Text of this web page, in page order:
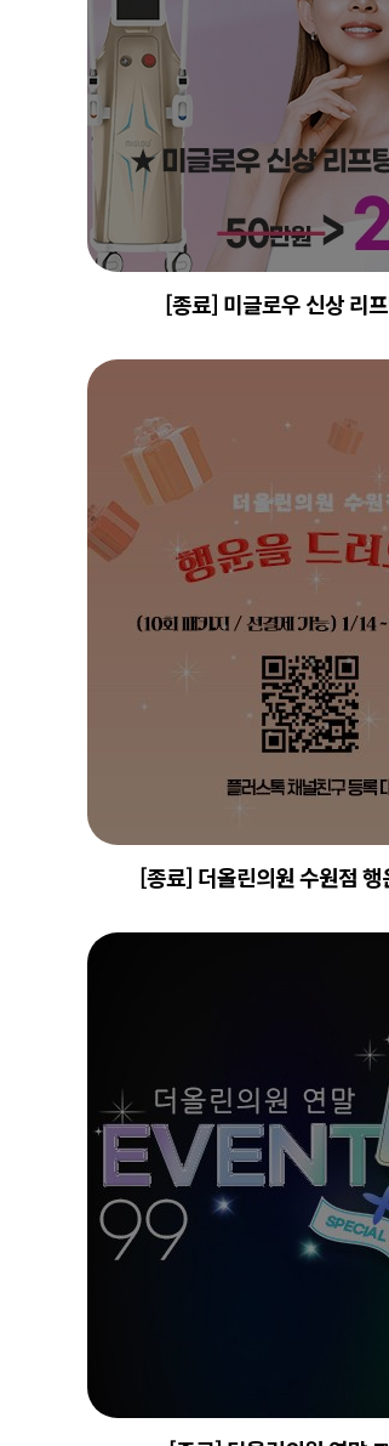
[종료] 미글로우 신상 리
[종료] 더올린의원 수원점